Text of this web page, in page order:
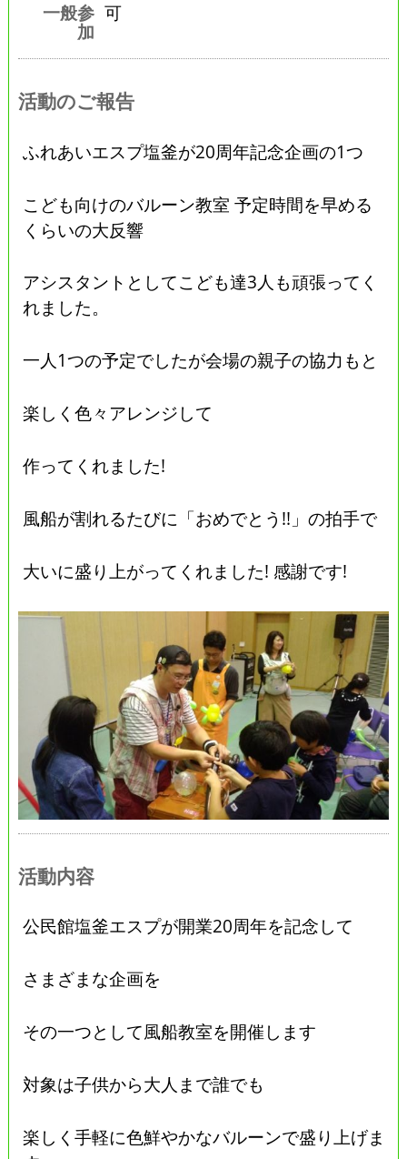
一般参
加
可
活動のご報告
ふれあいエスプ塩釜が20周年記念企画の1つ
こども向けのバルーン教室 予定時間を早める
くらいの大反響
アシスタントとしてこども達3人も頑張ってく
れました。
一人1つの予定でしたが会場の親子の協力もと
楽しく色々アレンジして
作ってくれました!
風船が割れるたびに「おめでとう!!」の拍手で
大いに盛り上がってくれました! 感謝です!
活動内容
公民館塩釜エスプが開業20周年を記念して
さまざまな企画を
その一つとして風船教室を開催します
対象は子供から大人まで誰でも
楽しく手軽に色鮮やかなバルーンで盛り上げま